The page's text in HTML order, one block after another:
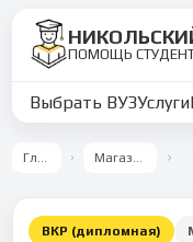
ПОМОЩЬ
Выбрать ВУЗУслуги
Главная Магазин работ
ВКР (дипломная)